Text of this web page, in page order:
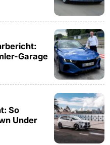
Garage
So
Under